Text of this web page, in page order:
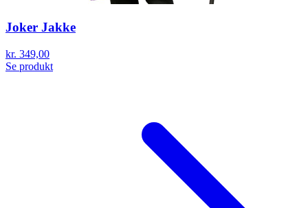
Joker Jakke
kr. 349,00
Se produkt